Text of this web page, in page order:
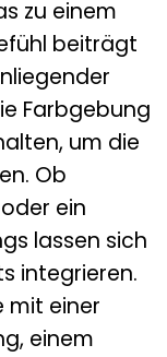
zu einem
beiträgt
Farbgebung
um die
Ob
ein
lassen sich
integrieren.
mit einer
einem